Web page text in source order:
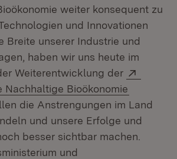
weiter konsequent zu
und Innovationen
Breite unserer Industrie und
haben wir uns heute im
Weiterentwicklung der
Nachhaltige Bioökonomie
die Anstrengungen im Land
und unsere Erfolge und
besser sichtbar machen.
und